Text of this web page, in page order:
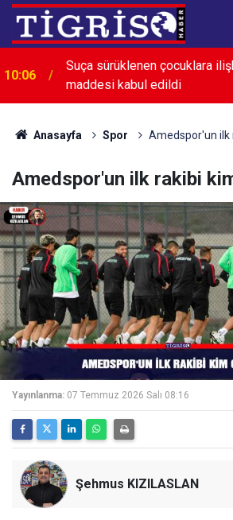
Suça sürüklenen çocuklara
maddesi kabul edildi
09:55
Çocuklara zarar iddiasıyla
dolarlık ceza
Anasayfa Spor Amedspor'un ilk
Amedspor'un ilk rakibi
Yayınlanma: 07 Temmuz 2026 Salı 08:16
Şehmus KIZILASLAN